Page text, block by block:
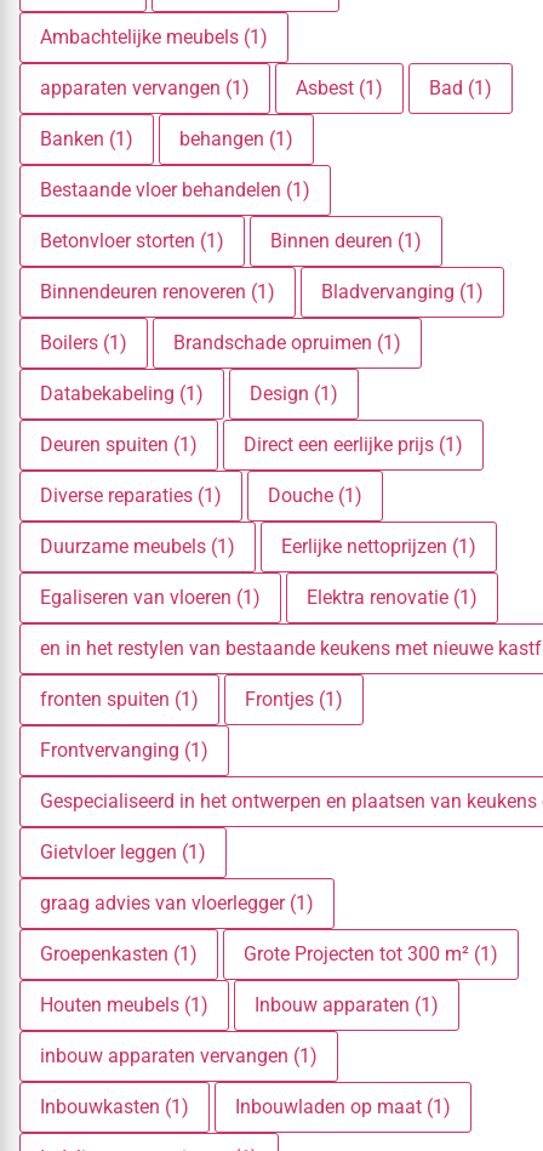
Ambachtelijke meubels (1)
apparaten vervangen (1) Asbest (1) Bad (1)
Banken (1) behangen (1)
Bestaande vloer behandelen (1)
Betonvloer storten (1) Binnen deuren (1)
Binnendeuren renoveren (1) Bladvervanging (1)
Boilers (1) Brandschade opruimen (1)
Databekabeling (1) Design (1)
Deuren spuiten (1) Direct een eerlijke prijs (1)
Diverse reparaties (1) Douche (1)
Duurzame meubels (1) Eerlijke nettoprijzen (1)
Egaliseren van vloeren (1) Elektra renovatie (1)
en in het restylen van bestaande keukens met nieuwe
fronten spuiten (1) Frontjes (1)
Frontvervanging (1)
Gespecialiseerd in het ontwerpen en plaatsen van
Gietvloer leggen (1)
graag advies van vloerlegger (1)
Groepenkasten (1) Grote Projecten tot 300 m² (1)
Houten meubels (1) Inbouw apparaten (1)
inbouw apparaten vervangen (1)
Inbouwkasten (1) Inbouwladen op maat (1)